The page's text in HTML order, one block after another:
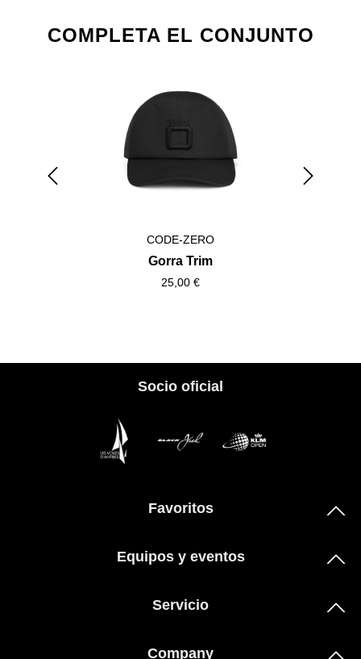
Omitir la galería de productos
COMPLETA EL CONJUNTO
CODE-ZERO
Gorra Trim
25,00 €
Socio oficial
Favoritos
Equipos y eventos
Servicio
Company